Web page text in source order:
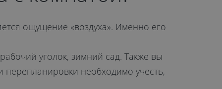
ощущение «воздуха». Именно его
уголок, зимний сад. Также вы
необходимо учесть,